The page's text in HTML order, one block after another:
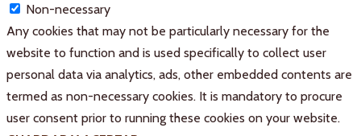
Non-necessary
Any cookies that may not be particularly necessary for the
website to function and is used specifically to collect user
personal data via analytics, ads, other embedded contents are
termed as non-necessary cookies. It is mandatory to procure
user consent prior to running these cookies on your website.